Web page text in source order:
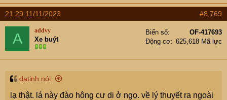
21:29 11/11/2023 #8,769
A addvy
Xe buýt
Biển số
OF-417693
Động cơ
625,618 Mã lực
datinh nói:
lạ thật. lá này đào hông cư di ở ngọ. về lý thuyết ra ngoài